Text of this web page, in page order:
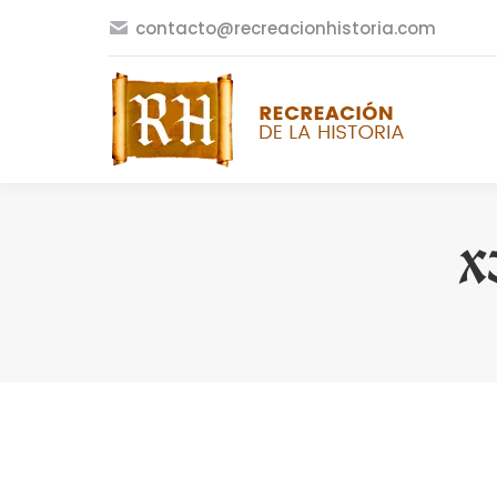
contacto@recreacionhistoria.com